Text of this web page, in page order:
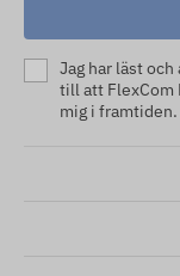
Jag har läst
till att FlexCom
mig i framtiden.